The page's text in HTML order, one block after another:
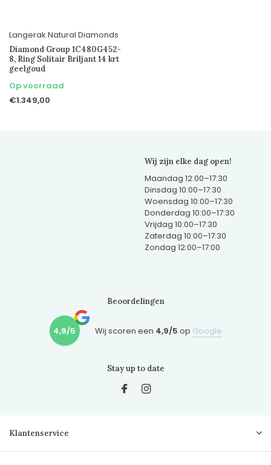
Langerak Natural Diamonds
Diamond Group 1C480G452-
8, Ring Solitair Briljant 14 krt
geelgoud
Op voorraad
€1.349,00
Wij zijn elke dag open!
Maandag 12:00–17:30
Dinsdag 10:00–17:30
Woensdag 10:00–17:30
Donderdag 10:00–17:30
Vrijdag 10:00–17:30
Zaterdag 10:00–17:30
Zondag 12:00–17:00
Beoordelingen
4,9/5 Wij scoren een 4,9/5 op Google
Stay up to date
Klantenservice